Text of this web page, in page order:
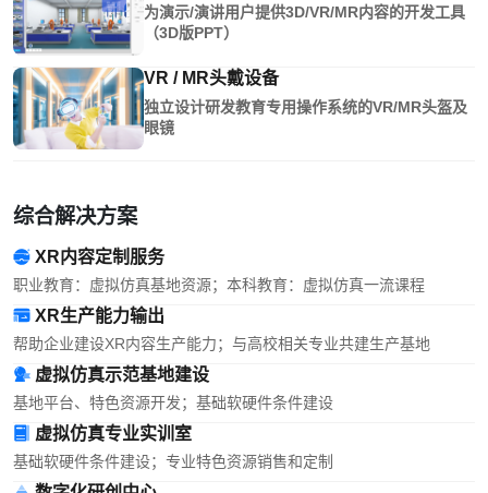
为演示/演讲用户提供3D/VR/MR内容的开发工具
（3D版PPT）
VR / MR头戴设备
独立设计研发教育专用操作系统的VR/MR头盔及
眼镜
综合解决方案
XR内容定制服务
职业教育：虚拟仿真基地资源；本科教育：虚拟仿真一流课程
XR生产能力输出
帮助企业建设XR内容生产能力；与高校相关专业共建生产基地
虚拟仿真示范基地建设
基地平台、特色资源开发；基础软硬件条件建设
虚拟仿真专业实训室
基础软硬件条件建设；专业特色资源销售和定制